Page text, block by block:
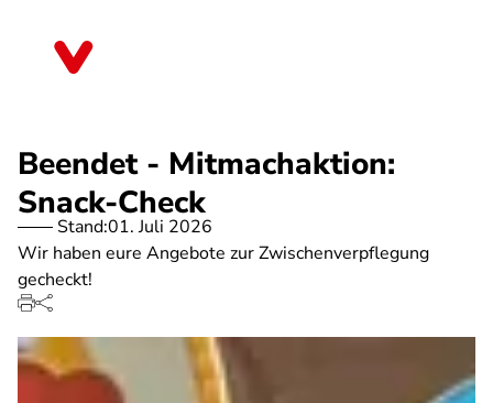
Beendet - Mitmachaktion:
Snack-Check
Stand:01. Juli 2026
Wir haben eure Angebote zur Zwischenverpflegung
gecheckt!